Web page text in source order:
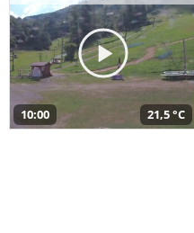
10:00 21,5 °C